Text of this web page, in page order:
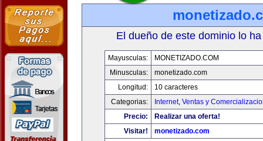
El dueño de este dominio lo
Mayusculas:
MONETIZADO.COM
Minusculas:
monetizado.com
Longitud:
10 caracteres
Categorias:
Internet, Ventas y
Precio:
Realizar una oferta!
Visitar!
monetizado.com